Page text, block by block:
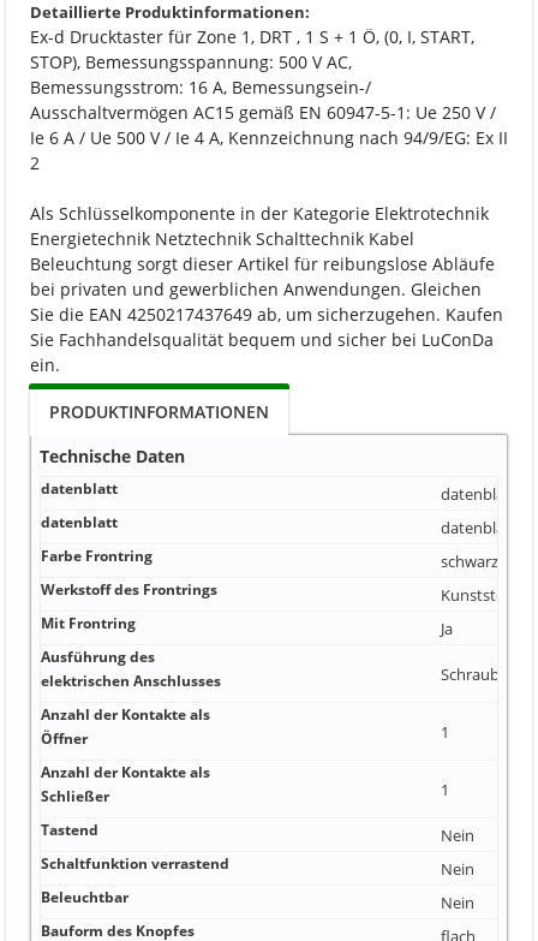
Detaillierte Produktinformationen:
Ex-d Drucktaster für Zone 1, DRT , 1 S + 1 Ö, (0, I, START,
STOP), Bemessungsspannung: 500 V AC,
Bemessungsstrom: 16 A, Bemessungsein-/
Ausschaltvermögen AC15 gemäß EN 60947-5-1: Ue 250 V /
Ie 6 A / Ue 500 V / Ie 4 A, Kennzeichnung nach 94/9/EG: Ex II
2
Als Schlüsselkomponente in der Kategorie Elektrotechnik
Energietechnik Netztechnik Schalttechnik Kabel
Beleuchtung sorgt dieser Artikel für reibungslose Abläufe
bei privaten und gewerblichen Anwendungen. Gleichen
Sie die EAN 4250217437649 ab, um sicherzugehen. Kaufen
Sie Fachhandelsqualität bequem und sicher bei LuConDa
ein.
PRODUKTINFORMATIONEN
Technische Daten
datenblatt datenblatt
datenblatt datenblatt
Farbe Frontring schwarz
Werkstoff des Frontrings Kunststoff
Mit Frontring Ja
Ausführung des
elektrischen Anschlusses
Anzahl der Kontakte als
Öffner
1
Anzahl der Kontakte als
Schließer
1
Tastend Nein
Schaltfunktion verrastend Nein
Beleuchtbar Nein
Bauform des Knopfes flach